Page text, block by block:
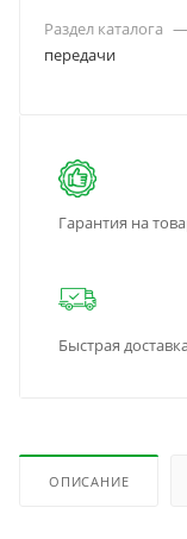
Раздел каталога —
передачи
Гарантия на
Быстрая
ОПИСАНИЕ